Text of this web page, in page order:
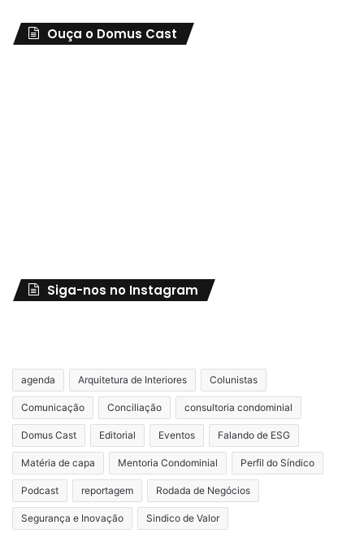
Ouça o Domus Cast
Siga-nos no Instagram
agenda Arquitetura de Interiores Colunistas
Comunicação Conciliação consultoria condominial
Domus Cast Editorial Eventos Falando de ESG
Matéria de capa Mentoria Condominial Perfil do Síndico
Podcast reportagem Rodada de Negócios
Segurança e Inovação Sindico de Valor